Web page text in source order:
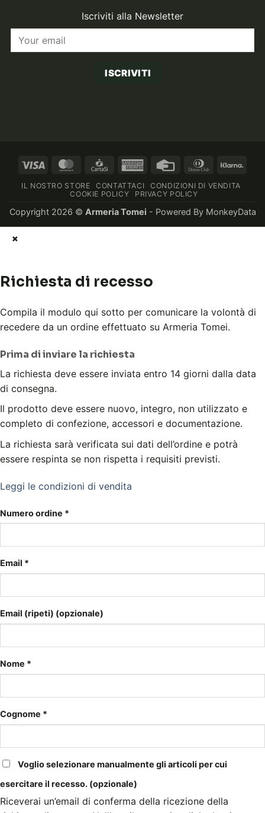
Iscriviti alla Newsletter
ISCRIVITI
Visa MasterCardCartaSi
American Credit
Dinners
IL NOSTRO STORE CONTATTACI
CONDIZIONI DI VENDITA
COOKIE POLICY
PRIVACY POLICY
Copyright 2026 © Armeria Tomei - Powered By MonkeyData
×
Richiesta di recesso
Compila il modulo qui sotto per comunicare la volontà di
recedere da un ordine effettuato su Armeria Tomei.
Prima di inviare la richiesta
La richiesta deve essere inviata entro 14 giorni dalla data
di consegna.
Il prodotto deve essere nuovo, integro, non utilizzato e
completo di confezione, accessori e documentazione.
La richiesta sarà verificata sui dati dell’ordine e potrà
essere respinta se non rispetta i requisiti previsti.
Leggi le condizioni di vendita
Numero ordine *
Email *
Email (ripeti) (opzionale)
Nome *
Cognome *
Voglio selezionare manualmente gli articoli per cui
esercitare il recesso. (opzionale)
Riceverai un’email di conferma della ricezione della